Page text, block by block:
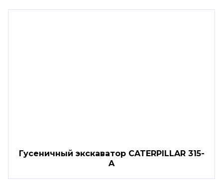
Гусеничный экскаватор CATERPILLAR 315-
A